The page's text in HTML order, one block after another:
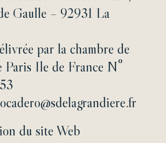
Gaulle – 92931 La
par la chambre de
Paris Ile de France N°
du site Web